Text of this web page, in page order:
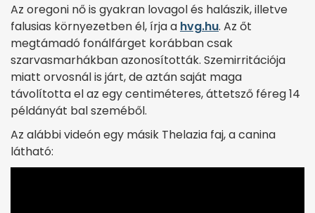
Az oregoni nő is gyakran lovagol és halászik, illetve
falusias környezetben él, írja a hvg.hu. Az őt
megtámadó fonálfárget korábban csak
szarvasmarhákban azonosították. Szemirritációja
miatt orvosnál is járt, de aztán saját maga
távolította el az egy centiméteres, áttetsző féreg 14
példányát bal szeméből.
Az alábbi videón egy másik Thelazia faj, a canina
látható: